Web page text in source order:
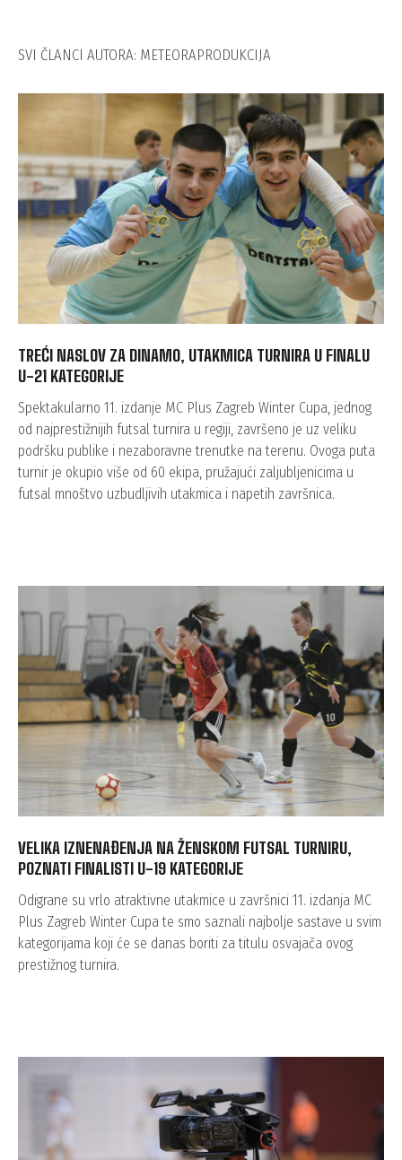
SVI ČLANCI AUTORA: METEORAPRODUKCIJA
TREĆI NASLOV ZA DINAMO, UTAKMICA TURNIRA U FINALU
U-21 KATEGORIJE
Spektakularno 11. izdanje MC Plus Zagreb Winter Cupa, jednog
od najprestižnijih futsal turnira u regiji, završeno je uz veliku
podršku publike i nezaboravne trenutke na terenu. Ovoga puta
turnir je okupio više od 60 ekipa, pružajući zaljubljenicima u
futsal mnoštvo uzbudljivih utakmica i napetih završnica.
VELIKA IZNENAĐENJA NA ŽENSKOM FUTSAL TURNIRU,
POZNATI FINALISTI U-19 KATEGORIJE
Odigrane su vrlo atraktivne utakmice u završnici 11. izdanja MC
Plus Zagreb Winter Cupa te smo saznali najbolje sastave u svim
kategorijama koji će se danas boriti za titulu osvajača ovog
prestižnog turnira.